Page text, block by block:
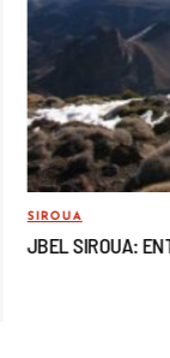
SIROUA
JBEL SIROUA: